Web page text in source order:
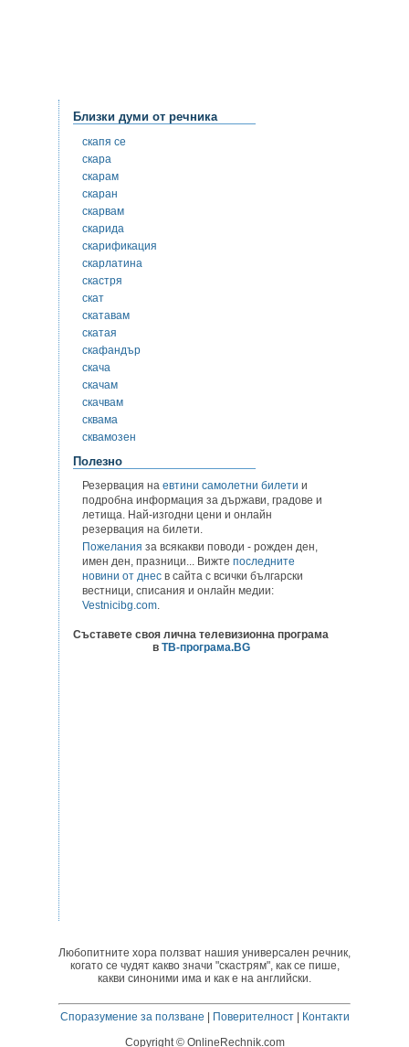
Близки думи от речника
скапя се
скара
скарам
скаран
скарвам
скарида
скарификация
скарлатина
скастря
скат
скатавам
скатая
скафандър
скача
скачам
скачвам
сквама
сквамозен
Полезно
Резервация на евтини самолетни билети и
подробна информация за държави, градове и
летища. Най-изгодни цени и онлайн
резервация на билети.
Пожелания за всякакви поводи - рожден ден,
имен ден, празници... Вижте последните
новини от днес в сайта с всички български
вестници, списания и онлайн медии:
Vestnicibg.com.
Съставете своя лична телевизионна програма
в ТВ-програма.BG
Любопитните хора ползват нашия универсален речник,
когато се чудят какво значи "скастрям", как се пише,
какви синоними има и как е на английски.
Споразумение за ползване Поверителност|
Контакти
Copyright © OnlineRechnik.com